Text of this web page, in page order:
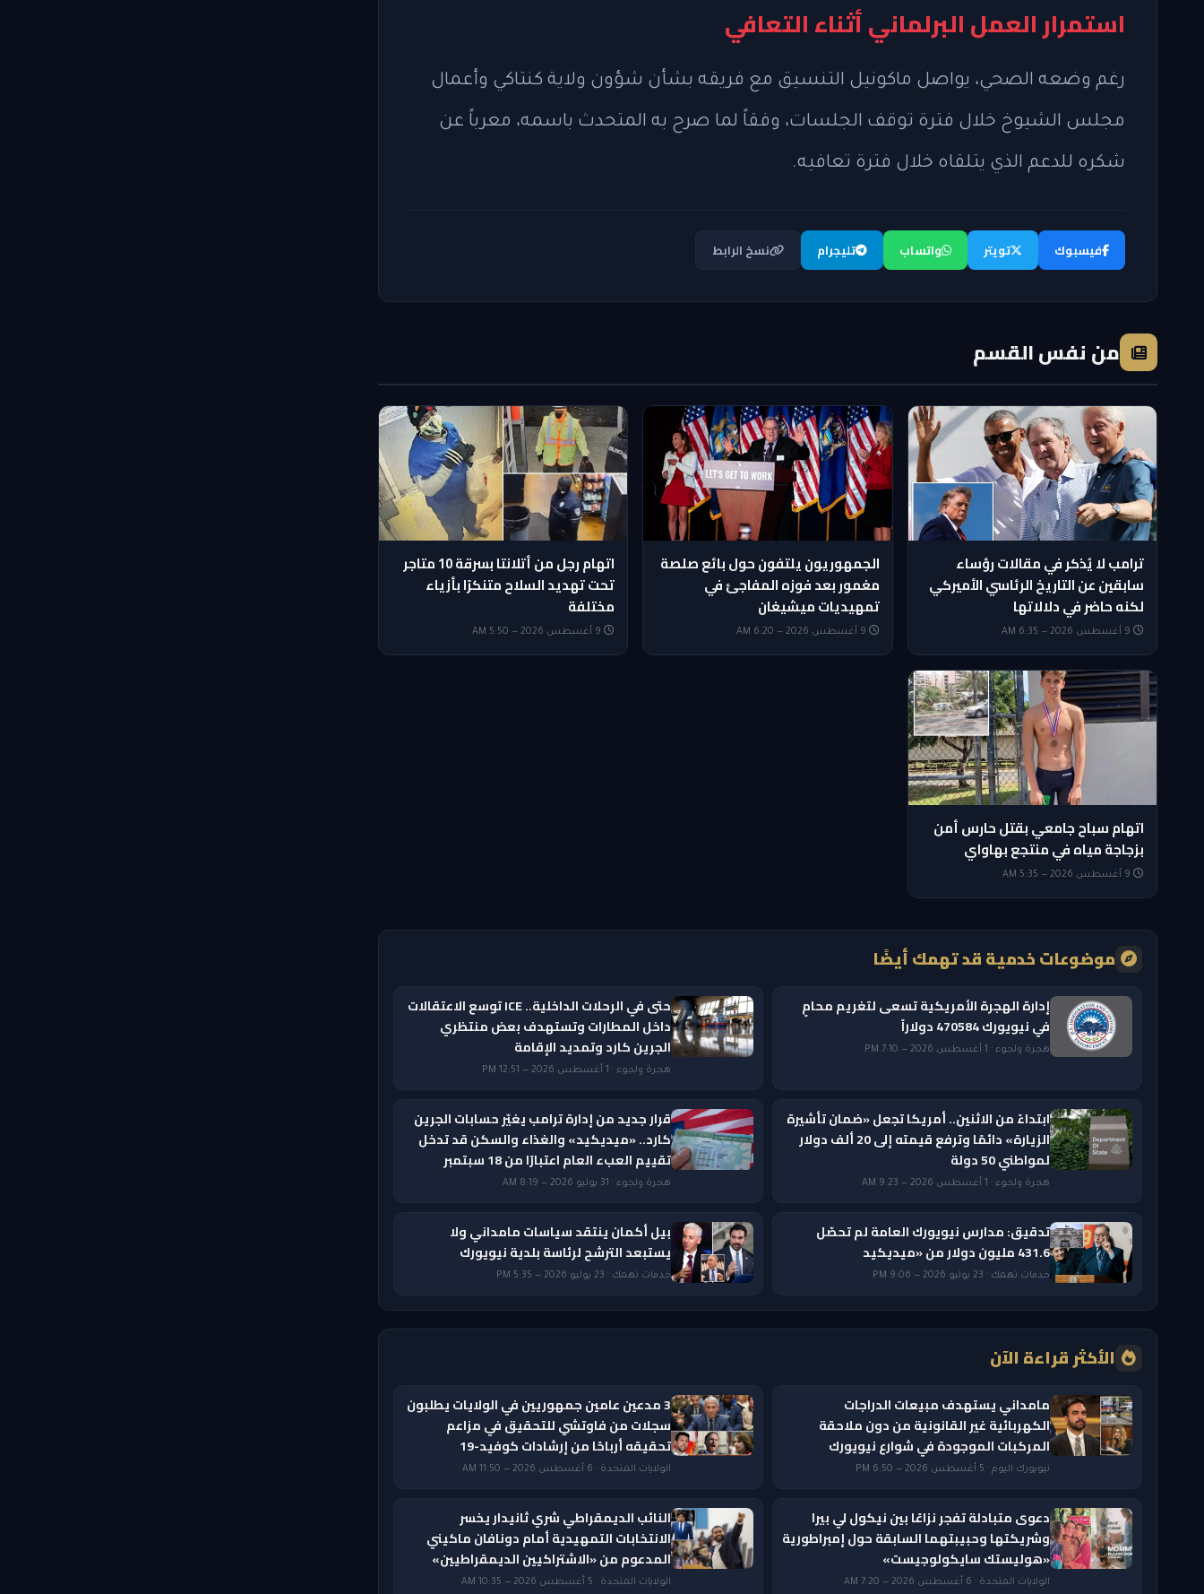
استمرار العمل البرلماني أثناء التعافي
رغم وضعه الصحي، يواصل ماكونيل التنسيق مع فريقه بشأن شؤون ولاية كنتاكي وأعمال
مجلس الشيوخ خلال فترة توقف الجلسات، وفقاً لما صرح به المتحدث باسمه، معرباً عن
شكره للدعم الذي يتلقاه خلال فترة تعافيه.
فيسبوك تويتر واتساب تليجرام نسخ الرابط
من نفس القسم
ترامب لا يُذكر في مقالات رؤساء
سابقين عن التاريخ الرئاسي الأميركي
لكنه حاضر في دلالاتها
الجمهوريون يلتفون حول بائع صلصة
مغمور بعد فوزه المفاجئ في
تمهيديات ميشيغان
اتهام رجل من أتلانتا بسرقة 10 متاجر
تحت تهديد السلاح متنكرًا بأزياء
مختلفة
9 أغسطس 2026 — 5:50 AM
اتهام سباح جامعي بقتل حارس أمن
بزجاجة مياه في منتجع بهاواي
موضوعات خدمية قد تهمك أيضًا
إدارة الهجرة الأمريكية تسعى لتغريم محامٍ
في نيويورك 470584 دولاراً
هجرة ولجوء · 1 أغسطس 2026 — 7:10 PM
حتى في الرحلات الداخلية.. ICE توسع الاعتقالات
داخل المطارات وتستهدف بعض منتظري
الجرين كارد وتمديد الإقامة
هجرة ولجوء · 1 أغسطس 2026 — 12:51 PM
ابتداءً من الاثنين.. أمريكا تجعل «ضمان تأشيرة
الزيارة» دائمًا وترفع قيمته إلى 20 ألف دولار
لمواطني 50 دولة
هجرة ولجوء · 1 أغسطس 2026 — 9:23 AM
قرار جديد من إدارة ترامب يغيّر حسابات الجرين
كارد.. «ميديكيد» والغذاء والسكن قد تدخل
تقييم العبء العام اعتبارًا من 18 سبتمبر
هجرة ولجوء · 31 يوليو 2026 — 8:19 AM
تدقيق: مدارس نيويورك العامة لم تحصّل
431.6 مليون دولار من «ميديكيد
خدمات تهمك · 23 يوليو 2026 — 9:06 PM
بيل أكمان ينتقد سياسات مامداني ولا
يستبعد الترشح لرئاسة بلدية نيويورك
خدمات تهمك · 23 يوليو 2026 — 5:35 PM
الأكثر قراءة الآن
مامداني يستهدف مبيعات الدراجات
الكهربائية غير القانونية من دون ملاحقة
المركبات الموجودة في شوارع نيويورك
نيويورك اليوم · 5 أغسطس 2026 — 6:50 PM
3 مدعين عامين جمهوريين في الولايات يطلبون
سجلات من فاوتشي للتحقيق في مزاعم
تحقيقه أرباحًا من إرشادات كوفيد-19
الولايات المتحدة · 6 أغسطس 2026 — 11:50 AM
دعوى متبادلة تفجر نزاعًا بين نيكول لي بيرا
وشريكتها وحبيبتهما السابقة حول إمبراطورية
«هوليستك سايكولوجيست»
الولايات المتحدة · 6 أغسطس 2026 — 7:20 AM
النائب الديمقراطي شري ثانيدار يخسر
الانتخابات التمهيدية أمام دونافان ماكيني
المدعوم من «الاشتراكيين الديمقراطيين»
الولايات المتحدة · 5 أغسطس 2026 — 10:35 AM